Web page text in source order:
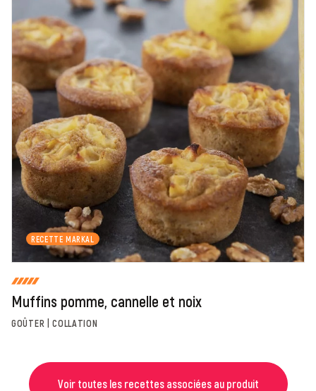
En cochant cette case, je donne mon accord pour que
markal utilise les données saisies dans ce formulaire
pour traiter et afficher le nom saisi, la note et le
commentaire de manière publique sur cette page. Pour
plus d'informations sur le traitement de ces données,
consulter la page des mentions légales. *
Fermer Envoyer
RECETTE MARKAL
Muffins pomme, cannelle et noix
GOÛTER | COLLATION
Voir toutes les recettes associées au produit